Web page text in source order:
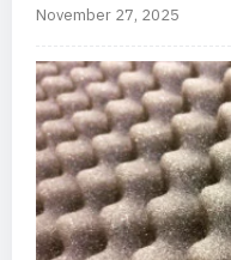
November 27, 2025